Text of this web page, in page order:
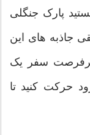
پارک جنگلی
جاذبه های این
سفر یک
حرکت کنید تا